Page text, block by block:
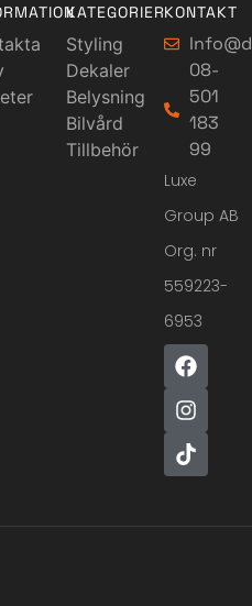
KATEGORIER
Styling
Dekaler
Belysning
Bilvård
Tillbehör
KONTAKT
08-
501
183
99
Luxe
Group AB
Org. nr
559223-
6953